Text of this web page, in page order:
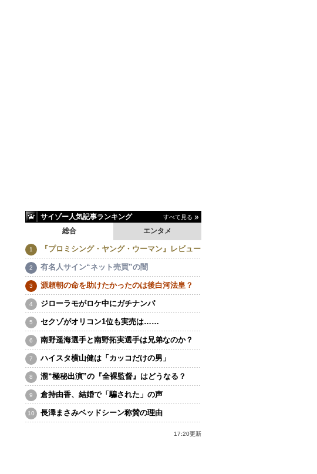
サイゾー人気記事ランキング すべて見る
エンタメ
総合
『プロミシング・ヤング・ウーマン』レビュー
有名人サイン“ネット売買”の闇
源頼朝の命を助けたかったのは後白河法皇？
ジローラモがロケ中にガチナンパ
セクゾがオリコン1位も実売は……
南野遥海選手と南野拓実選手は兄弟なのか？
ハイスタ横山健は「カッコだけの男」
瀧“極秘出演”の『全裸監督』はどうなる？
倉持由香、結婚で「騙された」の声
長澤まさみベッドシーン称賛の理由
17:20更新